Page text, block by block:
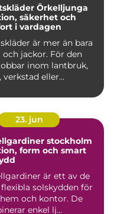
Örkelljunga
säkerhet och
i vardagen
är mer än bara
och jackor. För den
inom lantbruk,
verkstad eller...
23. jun
stockholm
form och smart
är ett av de
solskydden för
och kontor. De
enkel lj...